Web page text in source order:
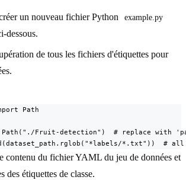
un nouveau fichier Python example.py
dessous.
de tous les fichiers d'étiquettes pour
Path
Path("./Fruit-detection")  # replace with
*.txt"))  #
contenu du fichier YAML du jeu de données et
des étiquettes de classe.